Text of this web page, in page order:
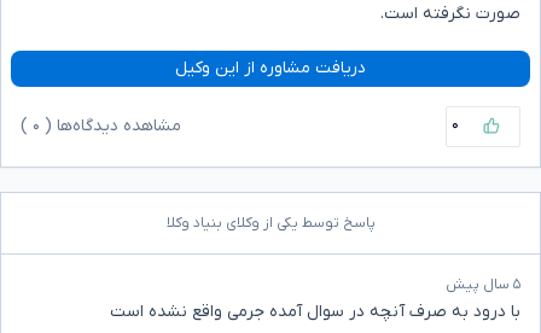
صورت نگرفته است.
دریافت مشاوره از این وکیل
۰ مشاهده دیدگاه‌ها ( ۰
پاسخ توسط یکی از وکلای بنیاد وکلا
۵ سال پیش
با درود به صرف آنچه در سوال آمده جرمی واقع نشده است